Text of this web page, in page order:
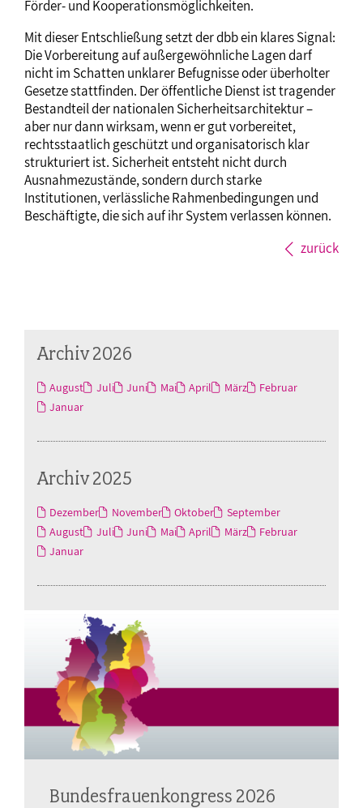
Förder- und Kooperationsmöglichkeiten.
Mit dieser Entschließung setzt der dbb ein klares Signal:
Die Vorbereitung auf außergewöhnliche Lagen darf
nicht im Schatten unklarer Befugnisse oder überholter
Gesetze stattfinden. Der öffentliche Dienst ist tragender
Bestandteil der nationalen Sicherheitsarchitektur –
aber nur dann wirksam, wenn er gut vorbereitet,
rechtsstaatlich geschützt und organisatorisch klar
strukturiert ist. Sicherheit entsteht nicht durch
Ausnahmezustände, sondern durch starke
Institutionen, verlässliche Rahmenbedingungen und
Beschäftigte, die sich auf ihr System verlassen können.
zurück
Archiv 2026
August Juli Juni Mai April März
Februar
Januar
Archiv 2025
Dezember November Oktober
September
August
Juli Juni Mai April März
Februar
Januar
Bundesfrauenkongress 2026